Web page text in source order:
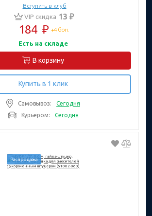
Вступить в клуб
VIP скидка 13 ₽
184 ₽ +4 бон.
Есть на складе
В корзину
Купить в 1 клик
Самовывоз:
Сегодня
Курьером:
Сегодня
Распродажа